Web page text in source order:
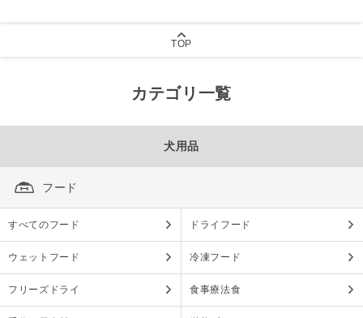
TOP
カテゴリ一覧
犬用品
フード
すべてのフード ドライフード
ウェットフード 冷凍フード
フリーズドライ 食事療法食